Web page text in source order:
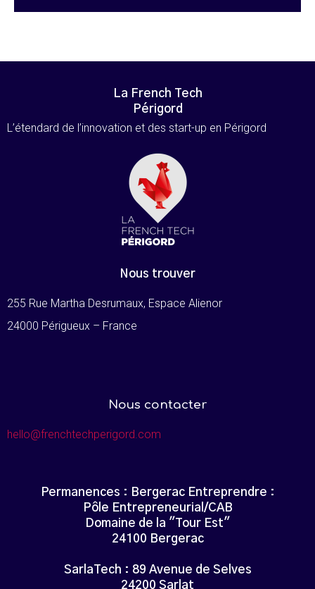
La French Tech
Périgord
L’étendard de l’innovation et des start-up en Périgord
Nous trouver
255 Rue Martha Desrumaux, Espace Alienor
24000 Périgueux – France
Nous contacter
hello@frenchtechperigord.com
Permanences : Bergerac Entreprendre :
Pôle Entrepreneurial/CAB
Domaine de la "Tour Est"
24100 Bergerac
SarlaTech : 89 Avenue de Selves
24200 Sarlat